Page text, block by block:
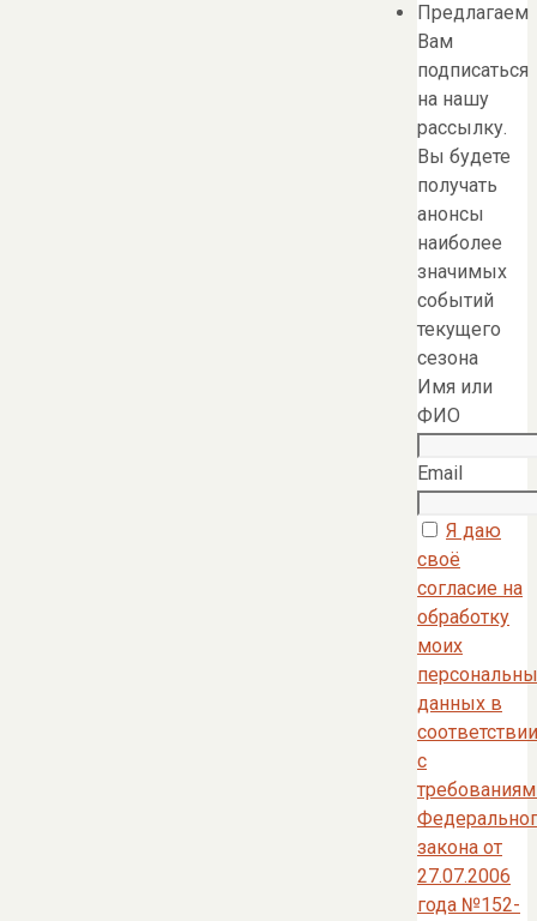
Предлагаем
Вам
подписаться
на нашу
рассылку.
Вы будете
получать
анонсы
наиболее
значимых
событий
текущего
сезона
Имя или
ФИО
Email
Я даю
своё
согласие на
обработку
моих
данных в
соответствии
с
закона от
27.07.2006
года №152-